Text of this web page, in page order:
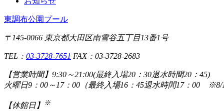
東調布公園プール
〒145-0066 東京都大田区南雪谷五丁目13番1号
TEL： 03-3728-7651 FAX：03-3728-2683
【営業時間】 9:30～21:00(最終入場20：30退水時間20：
火曜日9：00～17：00（最終入場16：45退水時
【休館日】 ※